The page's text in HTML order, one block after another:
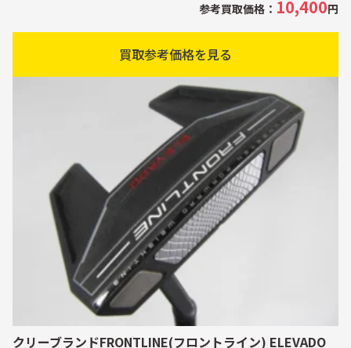
参考買取価格： 10,400円
買取参考価格を見る
クリーブランドFRONTLINE(フロントライン) ELEVADO